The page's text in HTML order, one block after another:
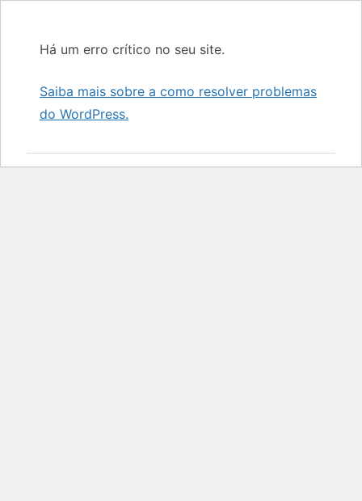
Há um erro crítico no seu site.
Saiba mais sobre a como resolver problemas
do WordPress.